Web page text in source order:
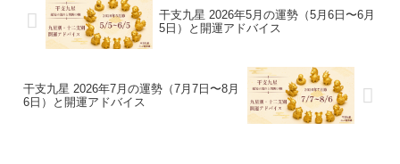
干支九星 2026年5月の運勢（5月6日〜6月
5日）と開運アドバイス
干支九星 2026年7月の運勢（7月7日〜8月
6日）と開運アドバイス